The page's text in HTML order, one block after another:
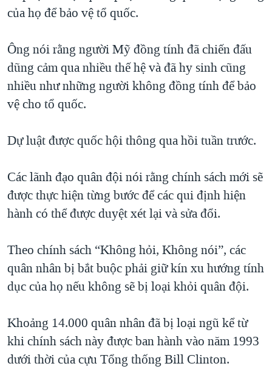
của họ để bảo vệ tổ quốc.
Ông nói rằng người Mỹ đồng tính đã chiến đấu
dũng cảm qua nhiều thế hệ và đã hy sinh cũng
nhiều như những người không đồng tính để bảo
vệ cho tổ quốc.
Dự luật được quốc hội thông qua hồi tuần trước.
Các lãnh đạo quân đội nói rằng chính sách mới sẽ
được thực hiện từng bước để các qui định hiện
hành có thể được duyệt xét lại và sửa đổi.
Theo chính sách “Không hỏi, Không nói”, các
quân nhân bị bắt buộc phải giữ kín xu hướng tính
dục của họ nếu không sẽ bị loại khỏi quân đội.
Khoảng 14.000 quân nhân đã bị loại ngũ kể từ
khi chính sách này được ban hành vào năm 1993
dưới thời của cựu Tổng thống Bill Clinton.